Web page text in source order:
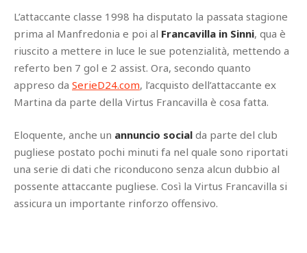
L’attaccante classe 1998 ha disputato la passata stagione
prima al Manfredonia e poi al Francavilla in Sinni, qua è
riuscito a mettere in luce le sue potenzialità, mettendo a
referto ben 7 gol e 2 assist. Ora, secondo quanto
appreso da SerieD24.com, l’acquisto dell’attaccante ex
Martina da parte della Virtus Francavilla è cosa fatta.
Eloquente, anche un annuncio social da parte del club
pugliese postato pochi minuti fa nel quale sono riportati
una serie di dati che riconducono senza alcun dubbio al
possente attaccante pugliese. Così la Virtus Francavilla si
assicura un importante rinforzo offensivo.